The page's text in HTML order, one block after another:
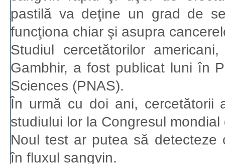
pastilă va deţine un grad de
funcţiona chiar şi asupra
Studiul cercetătorilor
Gambhir, a fost publicat luni în
Sciences (PNAS).
În urmă cu doi ani, cercetătorii
studiului lor la Congresul
Noul test ar putea să detecteze
în fluxul sangvin.